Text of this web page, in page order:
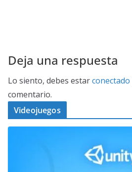
Deja una respuesta
Lo siento, debes estarconectado
comentario.
Videojuegos